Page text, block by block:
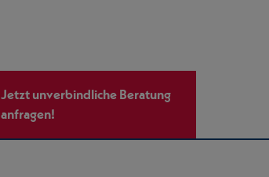
Jetzt unverbindliche Beratung
anfragen!